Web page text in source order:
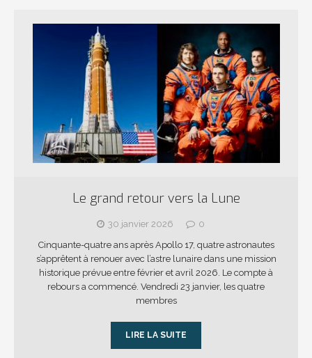
Le grand retour vers la Lune
30 janvier 2026
0
Cinquante-quatre ans après Apollo 17, quatre astronautes
s’apprêtent à renouer avec l’astre lunaire dans une mission
historique prévue entre février et avril 2026. Le compte à
rebours a commencé. Vendredi 23 janvier, les quatre
membres
LIRE LA SUITE